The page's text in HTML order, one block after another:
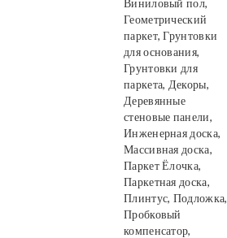
Виниловый пол,
Геометрический
паркет, Грунтовки
для основания,
Грунтовки для
паркета, Декоры,
Деревянные
стеновые панели,
Инженерная доска,
Массивная доска,
Паркет Ёлочка,
Паркетная доска,
Плинтус, Подложка,
Пробковый
компенсатор,